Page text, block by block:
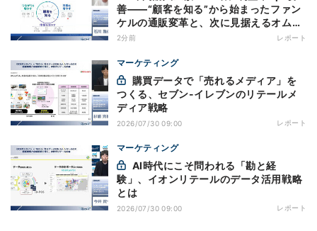
善——“顧客を知る”から始まったファン
ケルの通販変革と、次に見据えるオムニ
チャネル
2分前 レポート
マーケティング
つくる、セブン-イレブンのリテールメ
ディア戦略
2026/07/30 09:00 レポート
マーケティング
験」、イオンリテールのデータ活用戦略
とは
2026/07/30 09:00 レポート